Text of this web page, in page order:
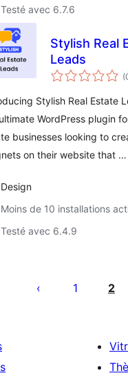
Testé avec 6.7.6
Stylish Real
Leads
Stylish Real Estate
WordPress plugin
businesses looking to
on their website that …
Design
Moins de 10 installations
Testé avec 6.4.9
1 2